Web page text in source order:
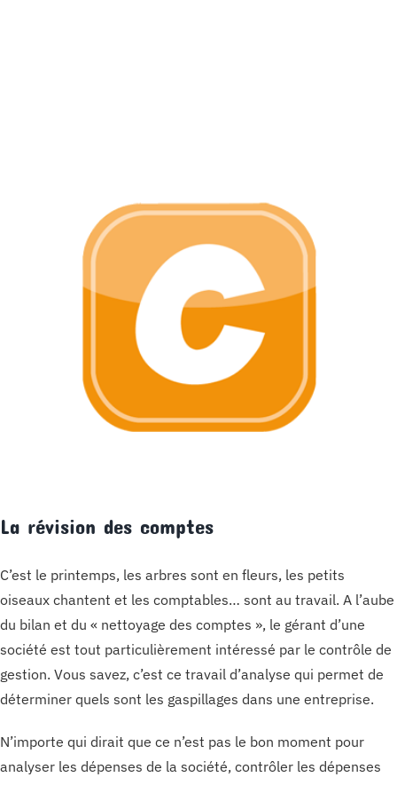
La révision des comptes
C’est le printemps, les arbres sont en fleurs, les petits
oiseaux chantent et les comptables… sont au travail. A l’aube
du bilan et du « nettoyage des comptes », le gérant d’une
société est tout particulièrement intéressé par le contrôle de
gestion. Vous savez, c’est ce travail d’analyse qui permet de
déterminer quels sont les gaspillages dans une entreprise.
N’importe qui dirait que ce n’est pas le bon moment pour
analyser les dépenses de la société, contrôler les dépenses